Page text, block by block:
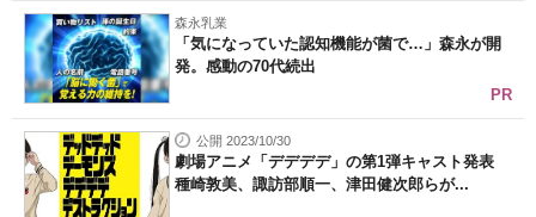
森永乳業
「気になっていた認知機能が菌で…」森永が開
発。感動の70代続出
PR
公開 2023/10/30
劇場アニメ「デデデデ」の第1弾キャスト発表
種崎敦美、諏訪部順一、津田健次郎らが...